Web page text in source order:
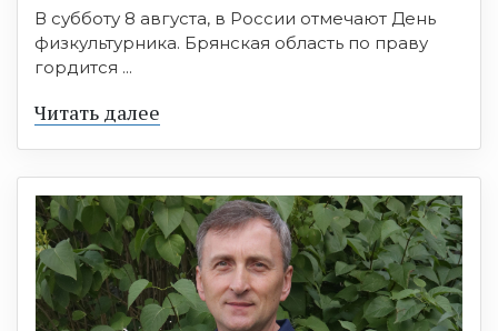
В субботу 8 августа, в России отмечают День
физкультурника. Брянская область по праву
гордится ...
Читать далее